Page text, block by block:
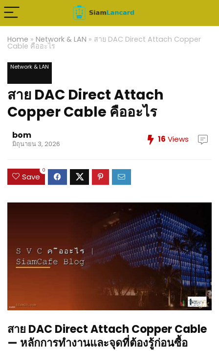
Home » Network & LAN » สาย DAC Direct Attach Copper
Cable คืออะไร
Network & LAN
สาย DAC Direct Attach
Copper Cable คืออะไร
bom
มิถุนายน 3, 2026 16 Views
Save
0
สาย DAC Direct Attach Copper Cable
— หลักการทำงานและจุดที่ต้องรู้ก่อนซื้อ